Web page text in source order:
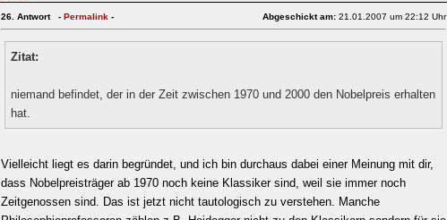
26. Antwort - Permalink - Abgeschickt am: 21.01.2007 um 22:12 Uhr
Zitat:
niemand befindet, der in der Zeit zwischen 1970 und 2000 den Nobelpreis erhalten
hat.
Vielleicht liegt es darin begründet, und ich bin durchaus dabei einer Meinung mit dir,
dass Nobelpreisträger ab 1970 noch keine Klassiker sind, weil sie immer noch
Zeitgenossen sind. Das ist jetzt nicht tautologisch zu verstehen. Manche